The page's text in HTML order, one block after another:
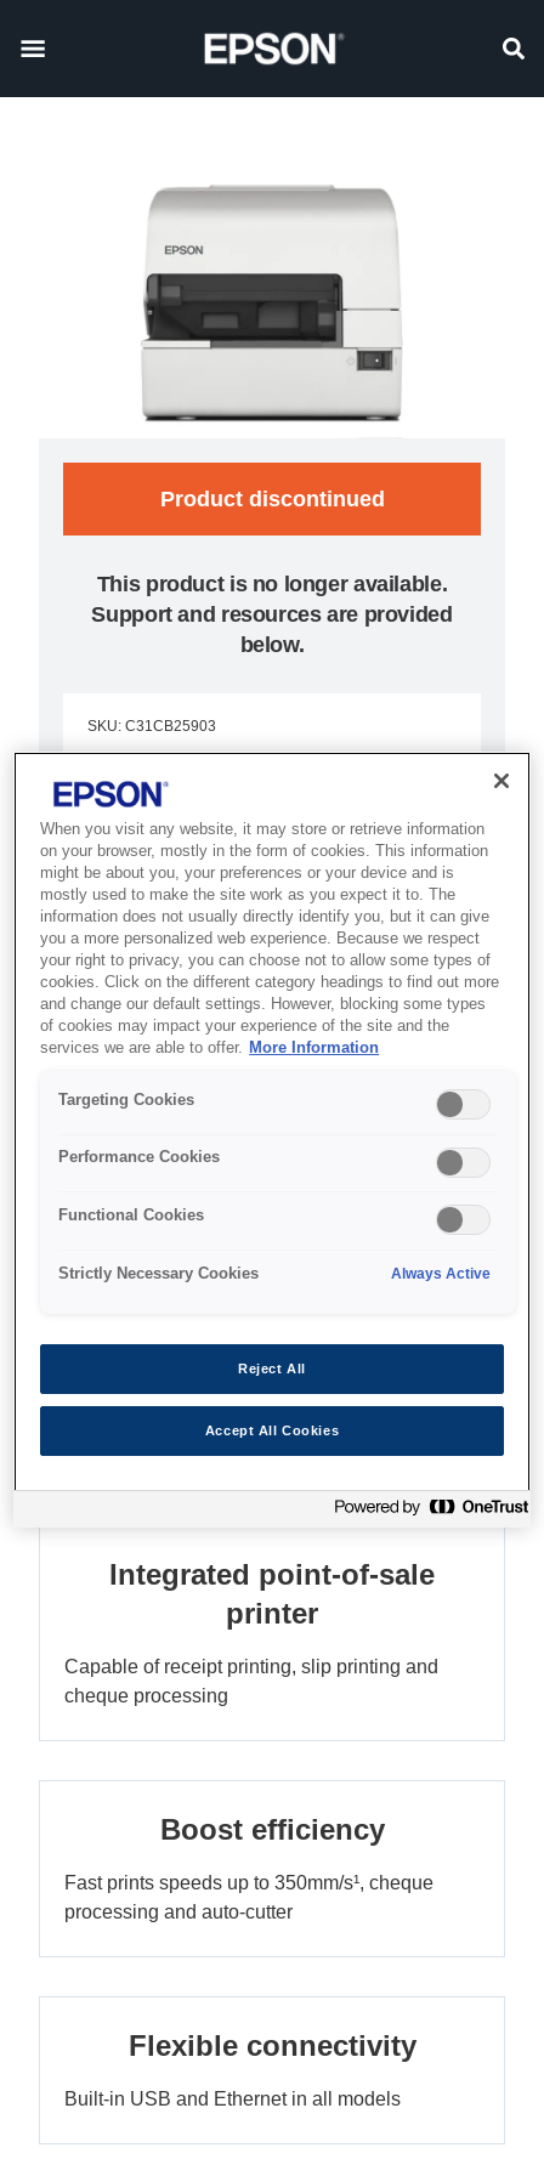
Product discontinued
This product is no longer available.
Support and resources are provided
below.
SKU: C31CB25903
TM-H6000IV (903):
Serial, PS, ECW,
MICR, EU
Best for banking and retail
counters that need receipt, slip,
validation and cheque processing
in one device.
Print receipts and slips
Integrated point-of-sale
printer
Capable of receipt printing, slip printing and
cheque processing
Boost efficiency
Fast prints speeds up to 350mm/s¹, cheque
processing and auto-cutter
Flexible connectivity
Built-in USB and Ethernet in all models
When you visit any website, it may store or retrieve information
on your browser, mostly in the form of cookies. This information
might be about you, your preferences or your device and is
mostly used to make the site work as you expect it to. The
information does not usually directly identify you, but it can give
you a more personalized web experience. Because we respect
your right to privacy, you can choose not to allow some types of
cookies. Click on the different category headings to find out more
and change our default settings. However, blocking some types
of cookies may impact your experience of the site and the
services we are able to offer. More Information
Targeting Cookies
Performance Cookies
Functional Cookies
Strictly Necessary Cookies Always Active
Reject All
Accept All Cookies